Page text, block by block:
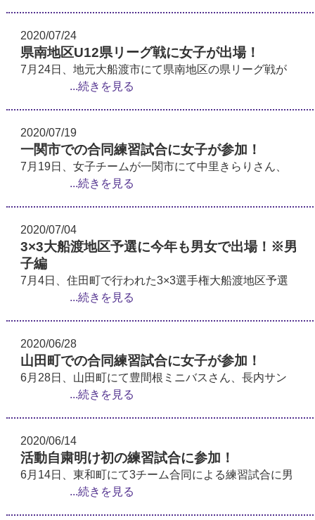
2020/07/24
県南地区U12県リーグ戦に女子が出場！
7月24日、地元大船渡市にて県南地区の県リーグ戦が
...続きを見る
2020/07/19
一関市での合同練習試合に女子が参加！
7月19日、女子チームが一関市にて中里きらりさん、
...続きを見る
2020/07/04
3×3大船渡地区予選に今年も男女で出場！※男
子編
7月4日、住田町で行われた3×3選手権大船渡地区予選
...続きを見る
2020/06/28
山田町での合同練習試合に女子が参加！
6月28日、山田町にて豊間根ミニバスさん、長内サン
...続きを見る
2020/06/14
活動自粛明け初の練習試合に参加！
6月14日、東和町にて3チーム合同による練習試合に男
...続きを見る